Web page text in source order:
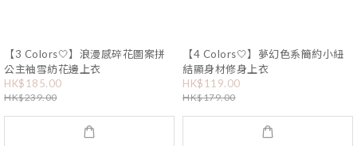
【3 Colors🤍】浪漫感碎花圖案拼
公主袖雪紡花邊上衣
HK$185.00
HK$239.00
【4 Colors🤍】夢幻色系簡約小紐
結顯身材修身上衣
HK$119.00
HK$179.00